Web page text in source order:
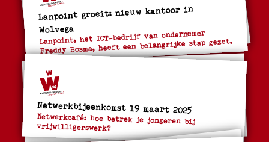
Lanpoint groeit: nieuw kantoor in
Wolvega
Lanpoint, het ICT-bedrijf van ondernemer
Freddy Bosma, heeft een belangrijke stap gezet.
Netwerkbijeenkomst 19 maart 2025
Netwerkcafé: hoe betrek je jongeren bij
vrijwilligerswerk?